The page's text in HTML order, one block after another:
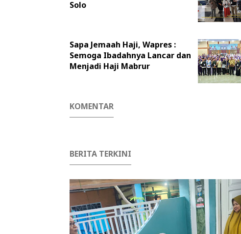
Solo
Sapa Jemaah Haji, Wapres :
Semoga Ibadahnya Lancar dan
Menjadi Haji Mabrur
KOMENTAR
BERITA TERKINI